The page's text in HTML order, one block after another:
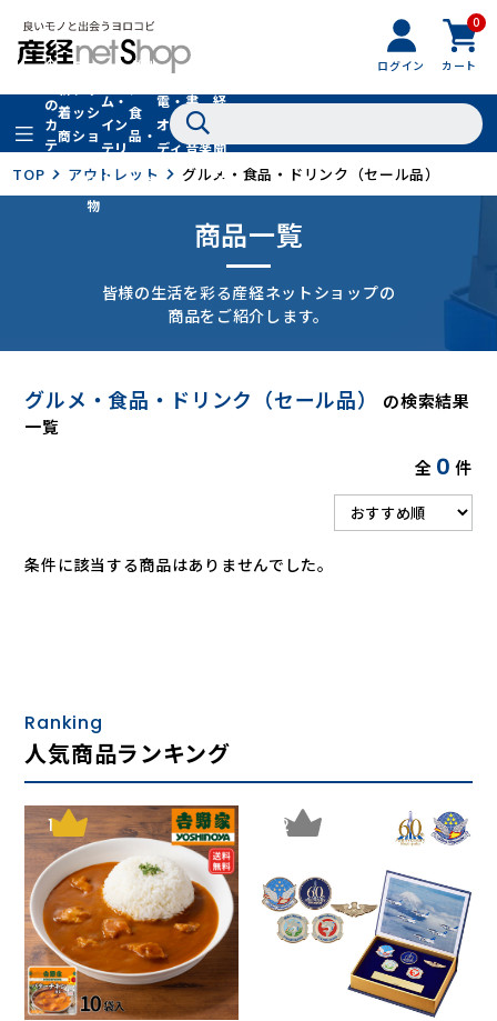
ログイン
0
カート
全
の
カ
テ
リ
着
商
品
フ
ッ
シ
ョ
ン
フ
ァ
シ
ョ
ン
小
物
ム・
イン
テリ
ア
グル
食
品・
ドリ
ンク
家
電・
オー
ディ
オ
書
籍・
音楽
経
聞
社
TOP アウトレット グルメ・食品・ドリンク（セール品）
商品一覧
皆様の生活を彩る産経ネットショップの
商品をご紹介します。
グルメ・食品・ドリンク（セール品）
の検索結果
一覧
全 0 件
条件に該当する商品はありませんでした。
Ranking
人気商品ランキング
1 2